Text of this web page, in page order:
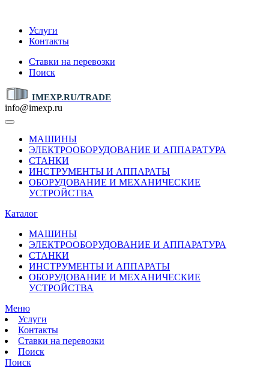
Услуги
Контакты
Ставки на перевозки
Поиск
IMEXP.RU/TRADE
info@imexp.ru
МАШИНЫ
ЭЛЕКТРООБОРУДОВАНИЕ И АППАРАТУРА
СТАНКИ
ИНСТРУМЕНТЫ И АППАРАТЫ
ОБОРУДОВАНИЕ И МЕХАНИЧЕСКИЕ
УСТРОЙСТВА
Каталог
МАШИНЫ
ЭЛЕКТРООБОРУДОВАНИЕ И АППАРАТУРА
СТАНКИ
ИНСТРУМЕНТЫ И АППАРАТЫ
ОБОРУДОВАНИЕ И МЕХАНИЧЕСКИЕ
УСТРОЙСТВА
Меню
Услуги
Контакты
Ставки на перевозки
Поиск
Поиск